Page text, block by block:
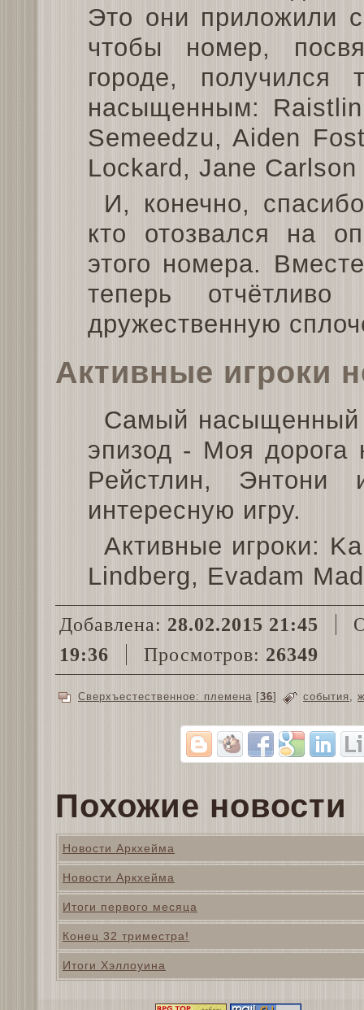
Это они приложили
чтобы номер,
городе,
насыщенным:
Semeedzu, Aiden
Lockard, Jane Carlson
И, конечно,
кто отозвался на
этого номера.
теперь
дружественную
Активные игроки
Самый насыщенный
эпизод - Моя дорога
Рейстлин,
интересную игру.
Активные игроки:
Lindberg, Evadam
Добавлена: 28.02.2015 21:45
19:36
Просмотров: 26349
Сверхъестественное: племена [36] события ,
Похожие новости
Новости Аркхейма
Новости Аркхейма
Итоги первого месяца
Конец 32 триместра!
Итоги Хэллоуина